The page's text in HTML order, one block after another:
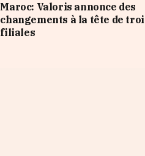
Maroc: Valoris annonce des
changements à la tête de
filiales